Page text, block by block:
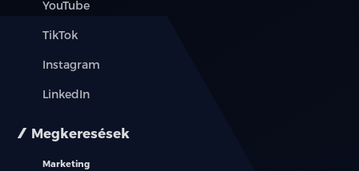
tükörnél
Mechanikus gyerekzár
YouTube
TikTok
Instagram
LinkedIn
Megkeresések
Marketing